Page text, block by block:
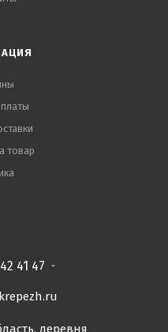
товар
41 47
деревня